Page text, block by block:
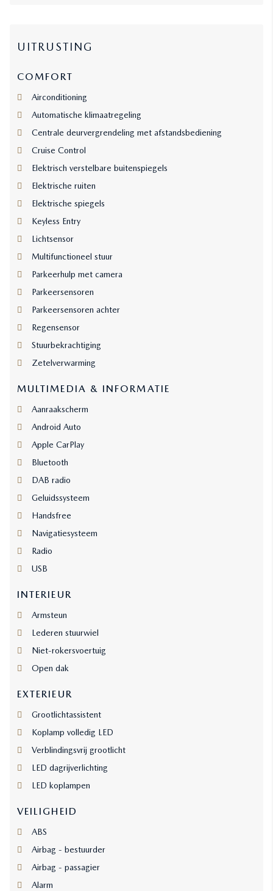
UITRUSTING
COMFORT
Airconditioning
Automatische klimaatregeling
Centrale deurvergrendeling met afstandsbediening
Cruise Control
Elektrisch verstelbare buitenspiegels
Elektrische ruiten
Elektrische spiegels
Keyless Entry
Lichtsensor
Multifunctioneel stuur
Parkeerhulp met camera
Parkeersensoren
Parkeersensoren achter
Regensensor
Stuurbekrachtiging
Zetelverwarming
MULTIMEDIA & INFORMATIE
Aanraakscherm
Android Auto
Apple CarPlay
Bluetooth
DAB radio
Geluidssysteem
Handsfree
Navigatiesysteem
Radio
USB
INTERIEUR
Armsteun
Lederen stuurwiel
Niet-rokersvoertuig
Open dak
EXTERIEUR
Grootlichtassistent
Koplamp volledig LED
Verblindingsvrij grootlicht
LED dagrijverlichting
LED koplampen
VEILIGHEID
ABS
Airbag - bestuurder
Airbag - passagier
Alarm